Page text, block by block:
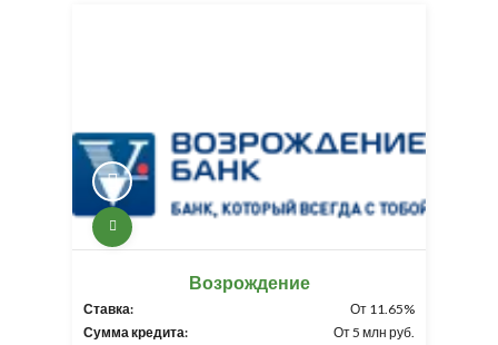
Возрождение
Ставка:
От 11.65%
Сумма кредита:
От 5 млн руб.